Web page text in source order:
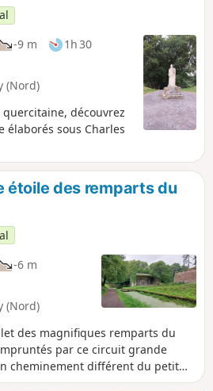
-9 m
1h 30
(Nord)
découvrez
élaborés sous Charles
étoile des remparts du
-6 m
(Nord)
des magnifiques remparts du
par ce circuit grande
cheminement différent du petit